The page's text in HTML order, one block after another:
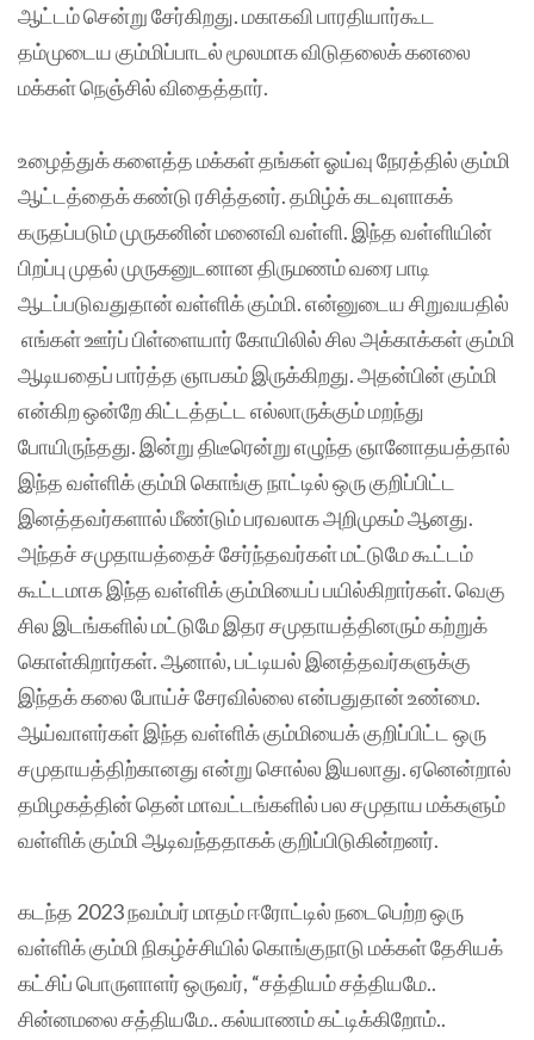
ஆட்டம் சென்று சேர்கிறது. மகாகவி பாரதியார்கூட
தம்முடைய கும்மிப்பாடல் மூலமாக விடுதலைக் கனலை
மக்கள் நெஞ்சில் விதைத்தார்.
உழைத்துக் களைத்த மக்கள் தங்கள் ஓய்வு நேரத்தில் கும்மி
ஆட்டத்தைக் கண்டு ரசித்தனர். தமிழ்க் கடவுளாகக்
கருதப்படும் முருகனின் மனைவி வள்ளி. இந்த வள்ளியின்
பிறப்பு முதல் முருகனுடனான திருமணம் வரை பாடி
ஆடப்படுவதுதான் வள்ளிக் கும்மி. என்னுடைய சிறுவயதில்
எங்கள் ஊர்ப் பிள்ளையார் கோயிலில் சில அக்காக்கள் கும்மி
ஆடியதைப் பார்த்த ஞாபகம் இருக்கிறது. அதன்பின் கும்மி
என்கிற ஒன்றே கிட்டத்தட்ட எல்லாருக்கும் மறந்து
போயிருந்தது. இன்று திடீரென்று எழுந்த ஞானோதயத்தால்
இந்த வள்ளிக் கும்மி கொங்கு நாட்டில் ஒரு குறிப்பிட்ட
இனத்தவர்களால் மீண்டும் பரவலாக அறிமுகம் ஆனது.
அந்தச் சமுதாயத்தைச் சேர்ந்தவர்கள் மட்டுமே‌ கூட்டம்
கூட்டமாக இந்த வள்ளிக் கும்மியைப் பயில்கிறார்கள். வெகு
சில இடங்களில் மட்டுமே இதர சமுதாயத்தினரும் கற்றுக்
கொள்கிறார்கள். ஆனால், பட்டியல் இனத்தவர்களுக்கு
இந்தக் கலை போய்ச் சேரவில்லை என்பதுதான் உண்மை.
ஆய்வாளர்கள் இந்த வள்ளிக் கும்மியைக் குறிப்பிட்ட ஒரு
சமுதாயத்திற்கானது என்று சொல்ல இயலாது. ஏனென்றால்
தமிழகத்தின் தென் மாவட்டங்களில் பல சமுதாய மக்களும்
வள்ளிக் கும்மி ஆடிவந்ததாகக் குறிப்பிடுகின்றனர்.
கடந்த 2023 நவம்பர் மாதம் ஈரோட்டில் நடைபெற்ற ஒரு
வள்ளிக் கும்மி நிகழ்ச்சியில் கொங்குநாடு‌ மக்கள் தேசியக்
கட்சிப் பொருளாளர் ஒருவர், “சத்தியம் சத்தியமே..
சின்னமலை சத்தியமே.. கல்யாணம் கட்டிக்கிறோம்..